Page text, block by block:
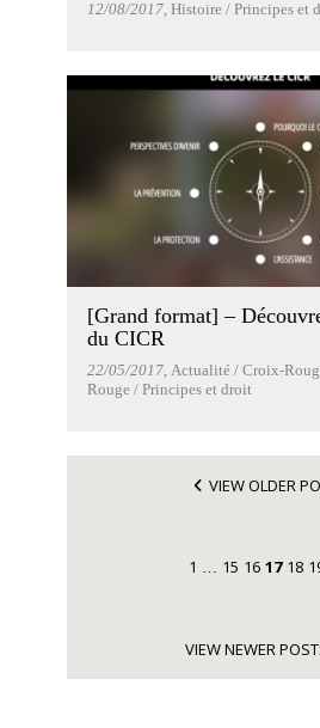
12/08/2017, Histoire / Principes et
[Grand format] –
du CICR
22/05/2017, Actualité / Croix-
Rouge / Principes et droit
VIEW OLDER
1 … 15 16 17 18
VIEW NEWER